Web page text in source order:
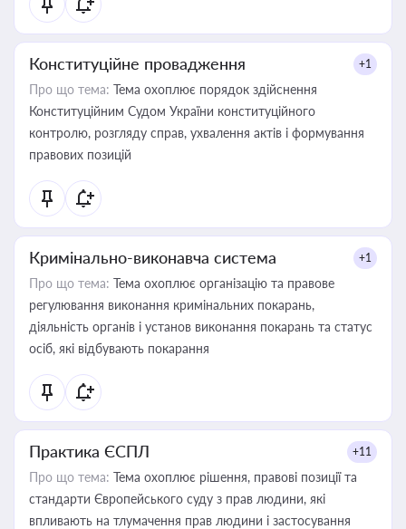
Конституційне провадження +1
Про що тема: Тема охоплює порядок здійснення
Конституційним Судом України конституційного
контролю, розгляду справ, ухвалення актів і формування
правових позицій
Кримінально-виконавча система +1
Про що тема: Тема охоплює організацію та правове
регулювання виконання кримінальних покарань,
діяльність органів і установ виконання покарань та статус
осіб, які відбувають покарання
Практика ЄСПЛ +11
Про що тема: Тема охоплює рішення, правові позиції та
стандарти Європейського суду з прав людини, які
впливають на тлумачення прав людини і застосування